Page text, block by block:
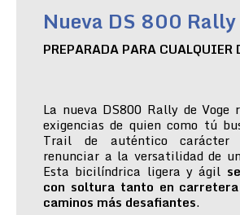
Nueva DS 800 Rally
PREPARADA PARA CUALQUIER
La nueva DS800 Rally de Voge
exigencias de quien como tú
Trail de auténtico carácter
renunciar a la versatilidad de
Esta bicilíndrica ligera y ágil
con soltura tanto en
caminos más desafiantes.